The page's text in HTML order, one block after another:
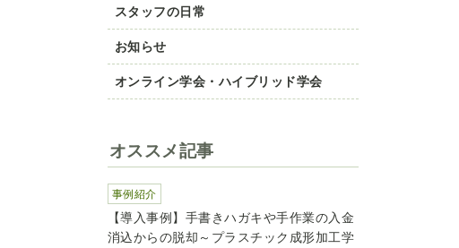
スタッフの日常
お知らせ
オンライン学会・ハイブリッド学会
オススメ記事
事例紹介
【導入事例】手書きハガキや手作業の入金
消込からの脱却～プラスチック成形加工学